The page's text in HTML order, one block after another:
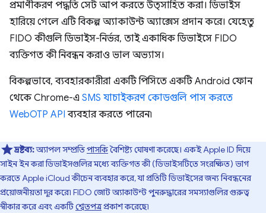
প্রমাণীকরণ পদ্ধতি সেট আপ করতে উত্সাহিত করা। ডিভাইস
হারিয়ে গেলে এটি বিকল্প অ্যাকাউন্ট অ্যাক্সেস প্রদান করে। যেহেতু
FIDO কীগুলি ডিভাইস-নির্ভর, তাই একাধিক ডিভাইসে FIDO
ব্যক্তিগত কী নিবন্ধন করাও ভাল অভ্যাস।
বিকল্পভাবে, ব্যবহারকারীরা একটি পিসিতে একটি Android ফোন
থেকে Chrome-এ SMS যাচাইকরণ কোডগুলি পাস করতে
WebOTP API ব্যবহার করতে পারেন৷
দ্রষ্টব্য:অ্যাপল সম্প্রতিপাসকিবৈশিষ্ট্য ঘোষণা করেছে। একই Apple ID দিয়ে
সাইন ইন করা ডিভাইসগুলির মধ্যে ব্যক্তিগত কী (ডিভাইসটিতে সংরক্ষিত) ভাগ
করতে Apple iCloud কীচেন ব্যবহার করে, যা প্রতিটি ডিভাইসের জন্য নিবন্ধনের
প্রয়োজনীয়তা দূর করে৷ FIDO জোট অ্যাকাউন্ট পুনরুদ্ধারের সমস্যাগুলির গুরুত্ব
স্বীকার করে এবং একটিশ্বেতপত্রপ্রকাশ করেছে৷